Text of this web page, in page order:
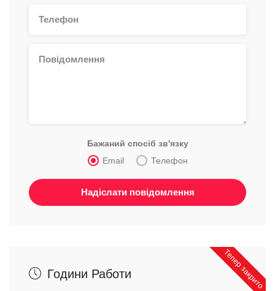
Бажаний спосіб зв'язку
Email
Телефон
Тепер закрито
Години Работи